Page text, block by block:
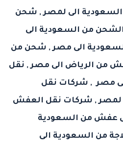
الى لمصر, شحن
من السعودية الى
الى مصر, شحن من
من الرياض الى مصر, نقل
مصر , شركات نقل
لمصر, شركات نقل العفش
عفش من السعودية
من السعودية الى